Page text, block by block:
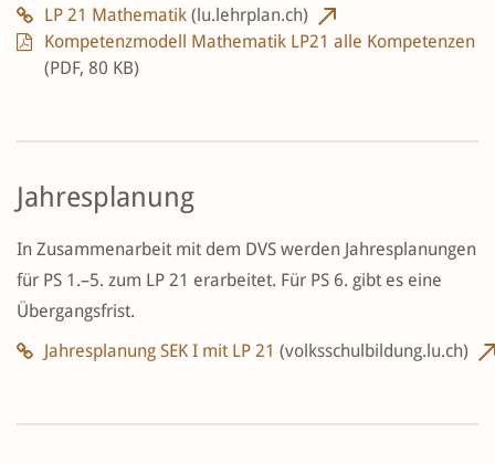
LP 21 Mathematik (lu.lehrplan.ch)
Kompetenzmodell Mathematik LP21 alle Kompetenzen
(PDF, 80 KB)
Jahresplanung
In Zusammenarbeit mit dem DVS werden Jahresplanungen
für PS 1.–5. zum LP 21 erarbeitet. Für PS 6. gibt es eine
Übergangsfrist.
Jahresplanung SEK I mit LP 21 (volksschulbildung.lu.ch)